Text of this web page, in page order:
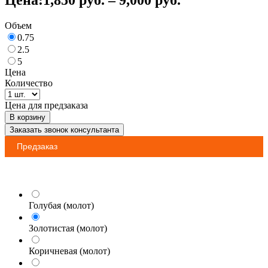
Объем
0.75
2.5
5
Цена
Количество
Цена для предзаказа
В корзину
Заказать звонок консультанта
Предзаказ
Голубая (молот)
Золотистая (молот)
Коричневая (молот)